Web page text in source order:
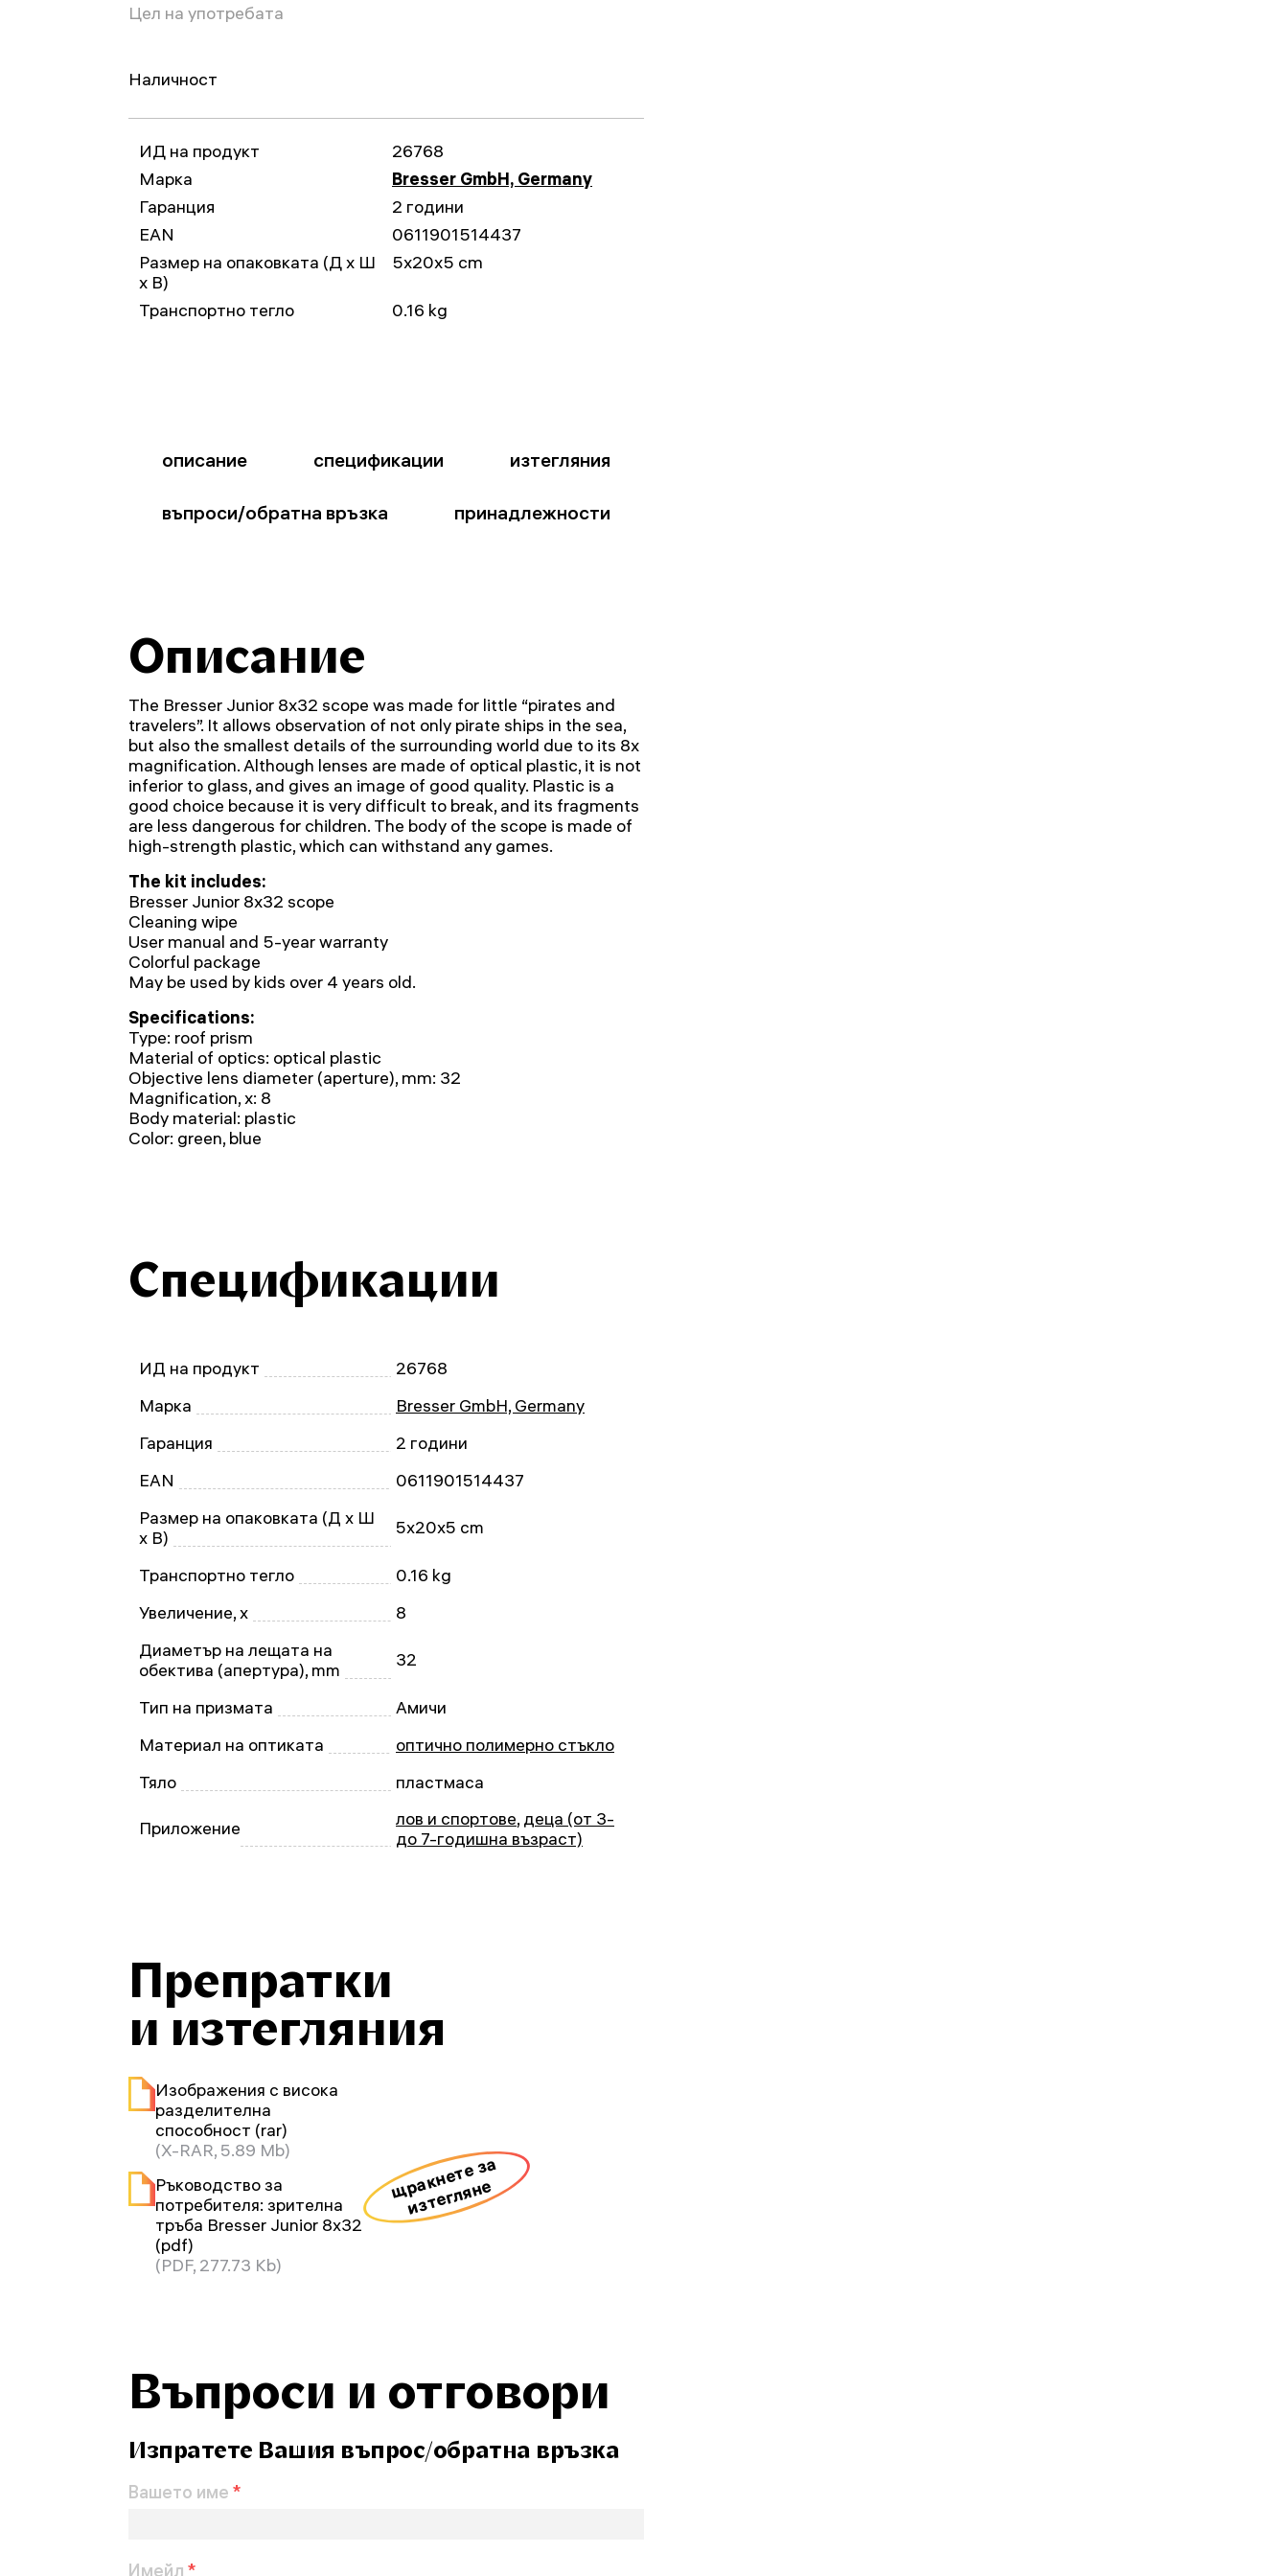
Цел на употребата
Наличност
ИД на продукт
26768
Марка
Bresser GmbH, Germany
Гаранция
2 години
EAN
0611901514437
Размер на опаковката (Д x Ш
x В)
5x20x5 cm
Транспортно тегло 0.16 kg
описание спецификации изтегляния
въпроси/обратна връзка принадлежности
Описание
The Bresser Junior 8x32 scope was made for little “pirates and
travelers”. It allows observation of not only pirate ships in the sea,
but also the smallest details of the surrounding world due to its 8x
magnification. Although lenses are made of optical plastic, it is not
inferior to glass, and gives an image of good quality. Plastic is a
good choice because it is very difficult to break, and its fragments
are less dangerous for children. The body of the scope is made of
high-strength plastic, which can withstand any games.
The kit includes:
Bresser Junior 8x32 scope
Cleaning wipe
User manual and 5-year warranty
Colorful package
May be used by kids over 4 years old.
Specifications:
Type: roof prism
Material of optics: optical plastic
Objective lens diameter (aperture), mm: 32
Magnification, x: 8
Body material: plastic
Color: green, blue
Спецификации
ИД на продукт
26768
Марка
Bresser GmbH, Germany
Гаранция
2 години
EAN
0611901514437
Размер на опаковката (Д x Ш
x В)
5x20x5 cm
Транспортно тегло
0.16 kg
Увеличение, x
8
Диаметър на лещата на
обектива (апертура), mm
32
Тип на призмата
Амичи
Материал на оптиката
оптично полимерно стъкло
Тяло
пластмаса
Приложение лов и спортове, деца (от 3-
до 7-годишна възраст)
Препратки
и изтегляния
Изображения с висока
разделителна
способност (rar)
(X-RAR, 5.89 Mb)
Ръководство за
потребителя: зрителна
тръба Bresser Junior 8x32
(pdf)
(PDF, 277.73 Kb)
щракнете за
изтегляне
Въпроси и отговори
Изпратете Вашия въпрос/обратна връзка
Вашето име *
Имейл *